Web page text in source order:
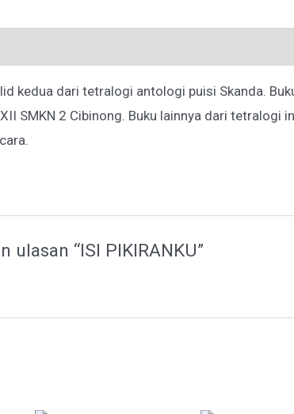
kedua dari tetralogi antologi puisi Skanda.
SMKN 2 Cibinong. Buku lainnya dari tetralogi
“ISI PIKIRANKU”